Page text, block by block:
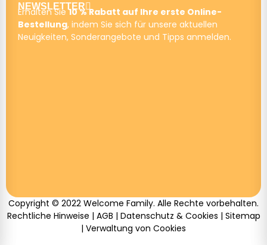
NEWSLETTER
Erhalten Sie10 % Rabatt auf Ihre erste Online-
Bestellung, indem Sie sich für unsere aktuellen
Neuigkeiten, Sonderangebote und Tipps anmelden.
Copyright © 2022 Welcome Family. Alle Rechte vorbehalten.
Rechtliche Hinweise | AGB | Datenschutz & Cookies | Sitemap
| Verwaltung von Cookies